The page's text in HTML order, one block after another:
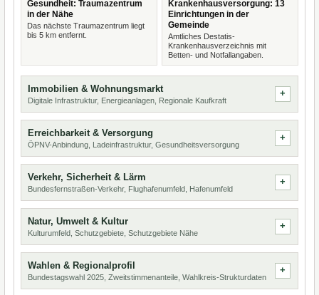
Gesundheit: Traumazentrum
in der Nähe
Das nächste Traumazentrum liegt
bis 5 km entfernt.
Krankenhausversorgung: 13
Einrichtungen in der
Gemeinde
Amtliches Destatis-
Krankenhausverzeichnis mit
Betten- und Notfallangaben.
Immobilien & Wohnungsmarkt
Digitale Infrastruktur, Energieanlagen, Regionale Kaufkraft
Erreichbarkeit & Versorgung
ÖPNV-Anbindung, Ladeinfrastruktur, Gesundheitsversorgung
Verkehr, Sicherheit & Lärm
Bundesfernstraßen-Verkehr, Flughafenumfeld, Hafenumfeld
Natur, Umwelt & Kultur
Kulturumfeld, Schutzgebiete, Schutzgebiete Nähe
Wahlen & Regionalprofil
Bundestagswahl 2025, Zweitstimmenanteile, Wahlkreis-Strukturdaten